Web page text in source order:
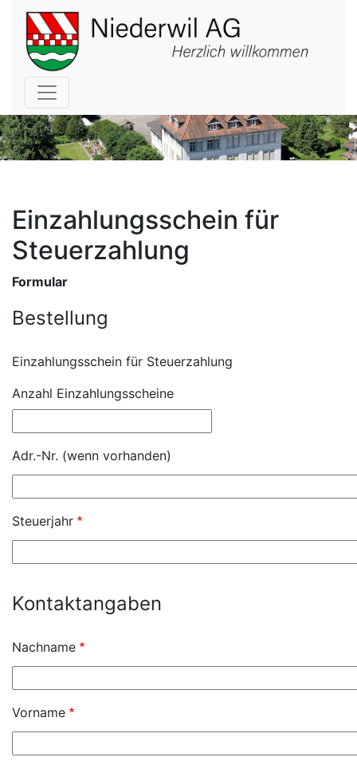
Hauptnavigation
Einzahlungsschein für
Steuerzahlung
Formular
Bestellung
Formular:
Einzahlungsschein für Steuerzahlung
Anzahl Einzahlungsscheine
Adr.-Nr. (wenn vorhanden)
Steuerjahr
Kontaktangaben
Nachname
Vorname